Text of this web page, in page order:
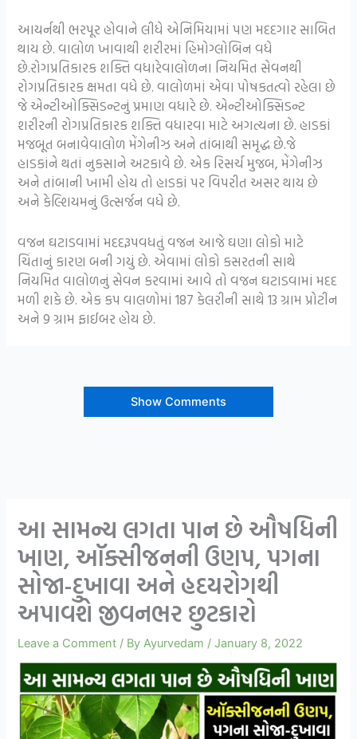
આયર્નથી ભરપૂર હોવાને લીધે એનિમિયામાં પણ મદદગાર સાબિત
થાય છે. વાલોળ ખાવાથી શરીરમાં હિમોગ્લોબિન વધે
છે.રોગપ્રતિકારક શક્તિ વધારેવાલોળના નિયમિત સેવનથી
રોગપ્રતિકારક ક્ષમતા વધે છે. વાલોળમાં એવા પોષકતત્વો રહેલા છે
જે એન્ટીઓક્સિડન્ટનું પ્રમાણ વધારે છે. એન્ટીઓક્સિડન્ટ
શરીરની રોગપ્રતિકારક શક્તિ વધારવા માટે અગત્યના છે. હાડકાં
મજબૂત બનાવેવાલોળ મેંગેનીઝ અને તાંબાથી સમૃદ્ધ છે.જે
હાડકાંને થતાં નુકસાને અટકાવે છે. એક રિસર્ચ મુજબ, મેંગેનીઝ
અને તાંબાની ખામી હોય તો હાડકાં પર વિપરીત અસર થાય છે
અને કેલ્શિયમનું ઉત્સર્જન વધે છે.
વજન ઘટાડવામાં મદદરૂપવધતું વજન આજે ઘણા લોકો માટે
ચિંતાનું કારણ બની ગયું છે. એવામાં લોકો કસરતની સાથે
નિયમિત વાલોળનું સેવન કરવામાં આવે તો વજન ઘટાડવામાં મદદ
મળી શકે છે. એક કપ વાલળોમાં 187 કેલરીની સાથે 13 ગ્રામ પ્રોટીન
અને 9 ગ્રામ ફાઈબર હોય છે.
Show Comments
આ સામન્ય લગતા પાન છે ઔષધિની
ખાણ, ઑક્સીજનની ઉણપ, પગના
સોજા-દુખાવા અને હદયરોગથી
અપાવશે જીવનભર છુટકારો
Leave a Comment / ByAyurvedam /January 8, 2022